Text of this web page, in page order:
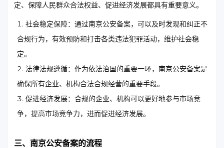
定、保障人民群众合法权益、促进经济发展都具有重要意义。
社会稳定保障：通过南京公安备案，可以及时发现和纠正不
合规行为，有效预防和打击各类违法犯罪活动，维护社会稳
定。
法律法规遵循：作为依法治国的重要一环，南京公安备案是
确保所有企业、机构合法合规经营的重要手段。
促进经济发展：合规的企业、机构可以更好地参与市场竞
争，提高市场竞争力，进而促进经济发展。
三、南京公安备案的流程